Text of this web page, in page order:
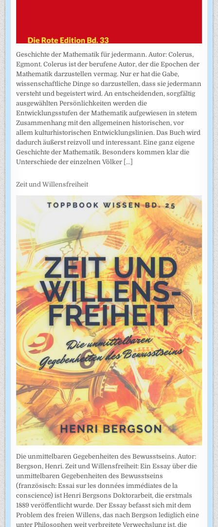
Geschichte der Mathematik für jedermann. Autor: Colerus,
Egmont. Colerus ist der berufene Autor, der die Epochen der
Mathematik darzustellen vermag. Nur er hat die Gabe,
wissenschaftliche Dinge so darzustellen, dass sie jedermann
versteht und begeistert wird. An entscheidenden, sorgfältig
ausgewählten Persönlichkeiten werden die
Entwicklungsstufen der Mathematik aufgewiesen in stetem
Zusammenhang mit den allgemeinen historischen, vor
allem kulturhistorischen Entwicklungslinien. Das Buch wird
dadurch äußerst reizvoll und interessant. Eine ganz eigene
Geschichte der Mathematik. Besonders kommen klar die
Unterschiede der einzelnen Völker [...]
Zeit und Willensfreiheit
Die unmittelbaren Gegebenheiten des Bewusstseins. Autor:
Bergson, Henri. Zeit und Willensfreiheit: Ein Essay über die
unmittelbaren Gegebenheiten des Bewusstseins
(französisch: Essai sur les données immédiates de la
conscience) ist Henri Bergsons Doktorarbeit, die erstmals
1889 veröffentlicht wurde. Der Essay befasst sich mit dem
Problem des freien Willens, das nach Bergson lediglich eine
unter Philosophen weit verbreitete Verwechslung ist, die